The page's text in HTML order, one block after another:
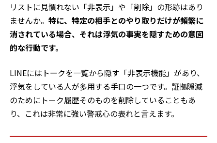
リストに見慣れない「非表示」や「削除」の形跡はあり
ませんか。 特に、特定の相手とのやり取りだけが頻繁に
消されている場合、それは浮気の事実を隠すための意図
的な行動です。
LINEにはトークを一覧から隠す「非表示機能」があり、
浮気をしている人が多用する手口の一つです。証拠隠滅
のためにトーク履歴そのものを削除していることもあ
り、これは非常に強い警戒心の表れと言えます。